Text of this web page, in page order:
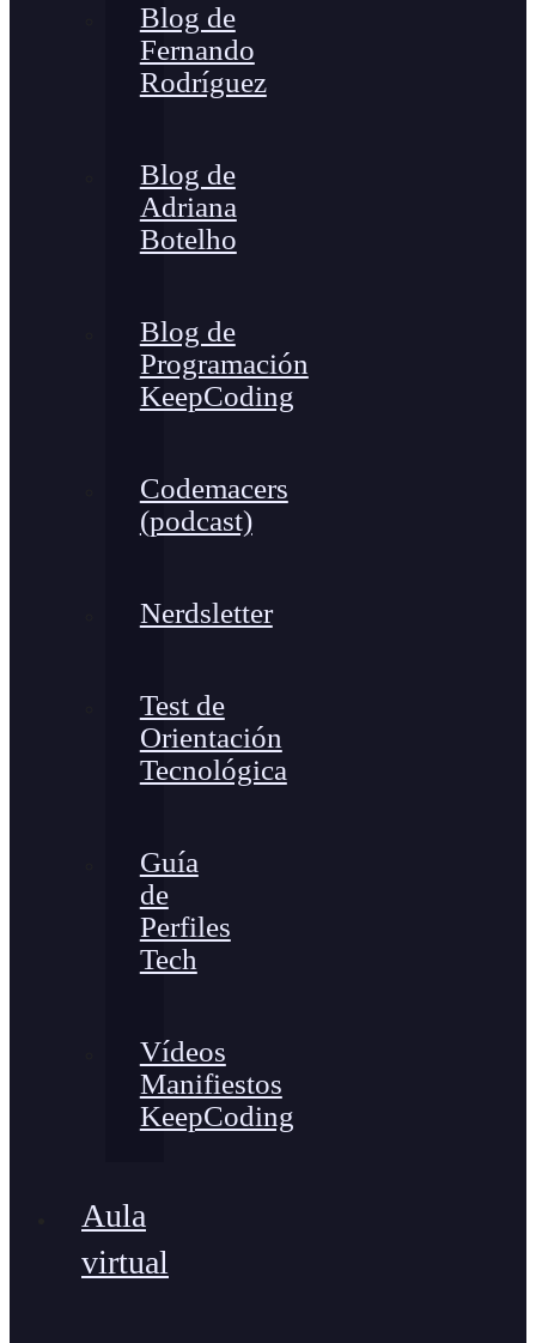
Blog de
Fernando
Rodríguez
Blog de
Adriana
Botelho
Blog de
Programación
KeepCoding
Codemacers
(podcast)
Nerdsletter
Test de
Orientación
Tecnológica
Guía
de
Perfiles
Tech
Vídeos
Manifiestos
KeepCoding
Aula
virtual